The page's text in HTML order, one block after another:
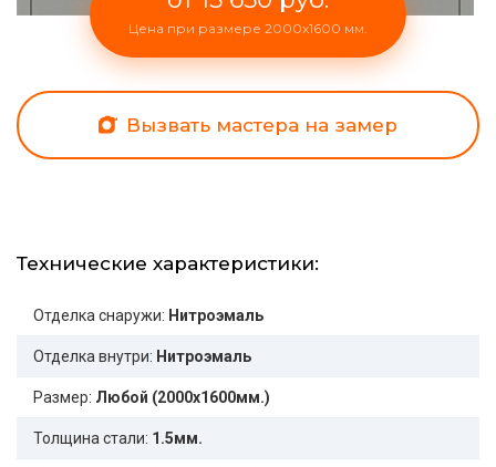
Цена при размере 2000x1600 мм.
Вызвать мастера на замер
Технические характеристики:
Отделка снаружи: Нитроэмаль
Отделка внутри: Нитроэмаль
Размер: Любой (2000x1600мм.)
Толщина стали: 1.5мм.